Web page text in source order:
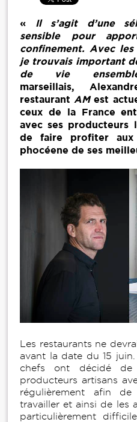
« Il s’agit d’une
sensible pour
confinement. Avec les
je trouvais important
de vie
marseillais,
restaurant AMest
ceux de la France
avec ses producteurs
de faire profiter
phocéene de ses
Les restaurants ne
avant la date du 15
chefs ont décidé
producteurs artisans
régulièrement afin
travailler et ainsi de les
particulièrement